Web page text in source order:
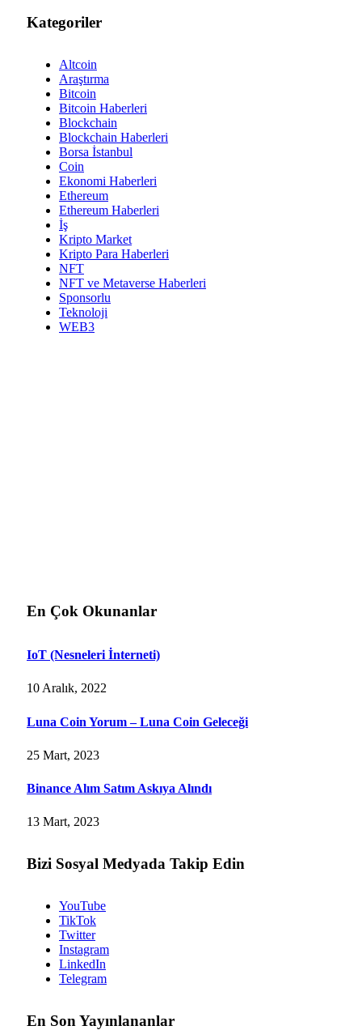
Kategoriler
Altcoin
Araştırma
Bitcoin
Bitcoin Haberleri
Blockchain
Blockchain Haberleri
Borsa İstanbul
Coin
Ekonomi Haberleri
Ethereum
Ethereum Haberleri
İş
Kripto Market
Kripto Para Haberleri
NFT
NFT ve Metaverse Haberleri
Sponsorlu
Teknoloji
WEB3
En Çok Okunanlar
IoT (Nesneleri İnterneti)
10 Aralık, 2022
Luna Coin Yorum – Luna Coin Geleceği
25 Mart, 2023
Binance Alım Satım Askıya Alındı
13 Mart, 2023
Bizi Sosyal Medyada Takip Edin
YouTube
TikTok
Twitter
Instagram
LinkedIn
Telegram
En Son Yayınlananlar